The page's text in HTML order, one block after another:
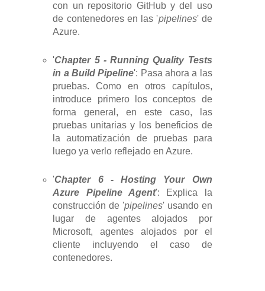
con un repositorio GitHub y del uso
de contenedores en las 'pipelines' de
Azure.
'Chapter 5 - Running Quality Tests
in a Build Pipeline': Pasa ahora a las
pruebas. Como en otros capítulos,
introduce primero los conceptos de
forma general, en este caso, las
pruebas unitarias y los beneficios de
la automatización de pruebas para
luego ya verlo reflejado en Azure.
'Chapter 6 - Hosting Your Own
Azure Pipeline Agent': Explica la
construcción de 'pipelines' usando en
lugar de agentes alojados por
Microsoft, agentes alojados por el
cliente incluyendo el caso de
contenedores.